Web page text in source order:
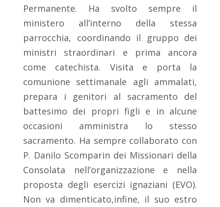
Permanente. Ha svolto sempre il
ministero all’interno della stessa
parrocchia, coordinando il gruppo dei
ministri straordinari e prima ancora
come catechista. Visita e porta la
comunione settimanale agli ammalati,
prepara i genitori al sacramento del
battesimo dei propri figli e in alcune
occasioni amministra lo stesso
sacramento. Ha sempre collaborato con
P. Danilo Scomparin dei Missionari della
Consolata nell’organizzazione e nella
proposta degli esercizi ignaziani (EVO).
Non va dimenticato,infine, il suo estro